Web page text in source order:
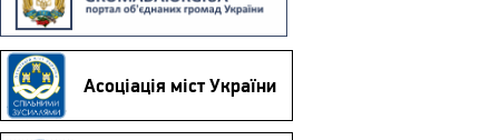
Асоціація міст України